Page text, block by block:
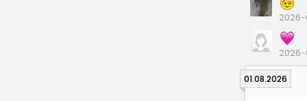
2026-
01.08.2026